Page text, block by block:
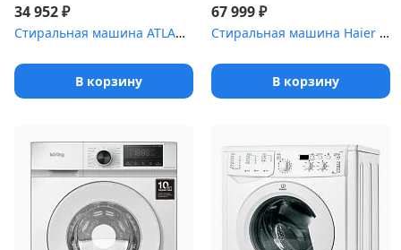
34 952₽
Стиральная машина ATLANT 40М105-00
В корзину
67 999₽
Стиральная машина Haier HW80-B14279
В корзину